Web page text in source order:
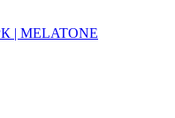
| MELATONE